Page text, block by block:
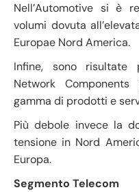
Nell’Automotive si è
volumi dovuta
Europae Nord America.
Infine, sono risultate
Network Components
gamma di prodotti e
Più debole invece la
tensione in Nord
Europa.
Segmento Telecom